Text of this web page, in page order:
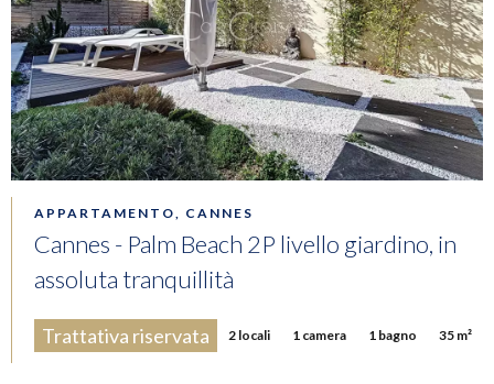
APPARTAMENTO, CANNES
Cannes - Palm Beach 2P livello giardino, in
assoluta tranquillità
Trattativa riservata 2 locali 1 camera 1 bagno 35 m²